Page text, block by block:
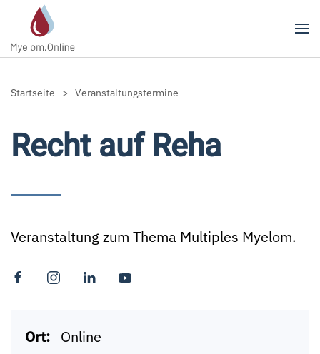
Zum Hauptinhalt springen
Startseite Veranstaltungstermine
Recht auf Reha
Veranstaltung zum Thema Multiples Myelom.
Ort: Online